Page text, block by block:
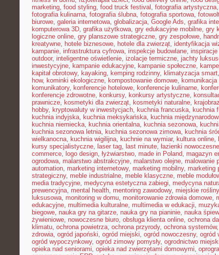
marketing, food styling, food truck festival , fotografia artystyczna
fotografia kulinarna, fotografia ślubna, fotografia sportowa,
biurowe, galeria internetowa, globalizacja, Google Ads, grafika
komputerowa 3D, grafika użytkowa, gry edukacyjne mobilne, gry
logiczne online, gry planszowe strategiczne, gry zespołowe,
kreatywne, hotele biznesowe, hotele dla zwierząt, identyfikacja
kampanie, infrastruktura cyfrowa, inspekcje budowlane,
outdoor, inteligentne oświetlenie, izolacje termiczne, jachty
inwestycyjne, kampanie edukacyjne, kampanie społeczne,
kapitał obrotowy, kayaking, kemping rodzinny, klimatyzacja smart
how, kominki ekologiczne, kompostowanie domowe, komunikacja
komunikatory, konferencje hotelowe, konferencje kulinarne,
konferencje zdrowotne, konkursy, konkursy artystyczne,
prawnicze, kosmetyki dla zwierząt, kosmetyki naturalne,
hobby, kryptowaluty w inwestycjach, kuchnia francuska, kuchnia
kuchnia indyjska, kuchnia meksykańska, kuchnia
kuchnia niemiecka, kuchnia orientalna, kuchnia sezonowa,
kuchnia sezonowa letnia, kuchnia sezonowa zimowa, kuchnia
wielkanocna, kuchnia wigilijna, kuchnie na wymiar, kultura online,
kursy specjalistyczne, laser tag, last minute, łazienki nowoczesne
commerce, logo design, łyżwiarstwo, made in Poland, magazyn
ogrodowa, malarstwo abstrakcyjne, malarstwo olejne, malowanie
automation, marketing internetowy, marketing mobilny, marketing
strategiczny, meble industrialne, meble klasyczne, meble
media tradycyjne, medycyna estetyczna zabiegi, medycyna
prewencyjna, mental health, mentoring zawodowy, miejskie rośliny
luksusowa, monitoring w domu, monitorowanie zdrowia domowe,
edukacyjne, multimedia kulturalne, multimedia w edukacji,
biegowe, nauka gry na gitarze, nauka gry na pianinie, nauka
żywieniowe, nowoczesne biuro, obsługa klienta online, ochrona
klimatu, ochrona powietrza, ochrona przyrody, ochrona systemów
zdrowia, ogród japoński, ogród miejski, ogród nowoczesny, ogród
ogród wypoczynkowy, ogród zimowy pomysły, ogrodnictwo
opieka nad seniorami, opieka nad zwierzętami domowymi,